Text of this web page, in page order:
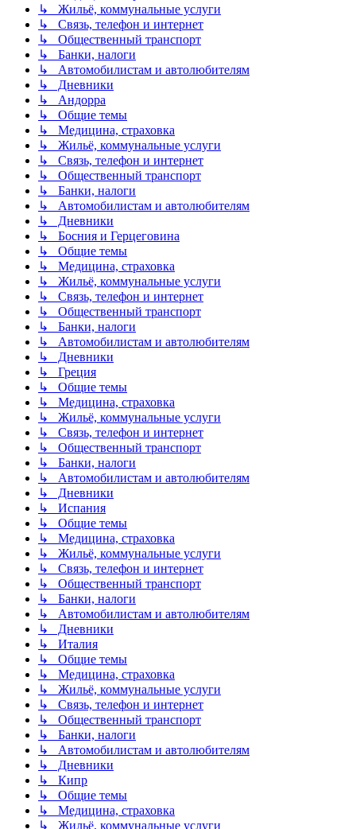
↳ Жильё, коммунальные услуги
↳ Связь, телефон и интернет
↳ Общественный транспорт
↳ Банки, налоги
↳ Автомобилистам и автолюбителям
↳ Дневники
↳ Андорра
↳ Общие темы
↳ Медицина, страховка
↳ Жильё, коммунальные услуги
↳ Связь, телефон и интернет
↳ Общественный транспорт
↳ Банки, налоги
↳ Автомобилистам и автолюбителям
↳ Дневники
↳ Босния и Герцеговина
↳ Общие темы
↳ Медицина, страховка
↳ Жильё, коммунальные услуги
↳ Связь, телефон и интернет
↳ Общественный транспорт
↳ Банки, налоги
↳ Автомобилистам и автолюбителям
↳ Дневники
↳ Греция
↳ Общие темы
↳ Медицина, страховка
↳ Жильё, коммунальные услуги
↳ Связь, телефон и интернет
↳ Общественный транспорт
↳ Банки, налоги
↳ Автомобилистам и автолюбителям
↳ Дневники
↳ Испания
↳ Общие темы
↳ Медицина, страховка
↳ Жильё, коммунальные услуги
↳ Связь, телефон и интернет
↳ Общественный транспорт
↳ Банки, налоги
↳ Автомобилистам и автолюбителям
↳ Дневники
↳ Италия
↳ Общие темы
↳ Медицина, страховка
↳ Жильё, коммунальные услуги
↳ Связь, телефон и интернет
↳ Общественный транспорт
↳ Банки, налоги
↳ Автомобилистам и автолюбителям
↳ Дневники
↳ Кипр
↳ Общие темы
↳ Медицина, страховка
↳ Жильё, коммунальные услуги